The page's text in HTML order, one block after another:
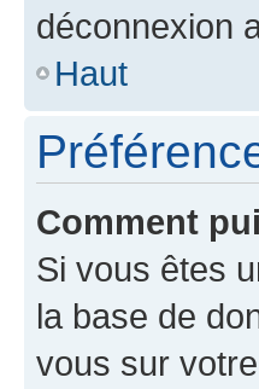
déconnexion
Haut
Comment
Si vous êtes
la base de
vous sur